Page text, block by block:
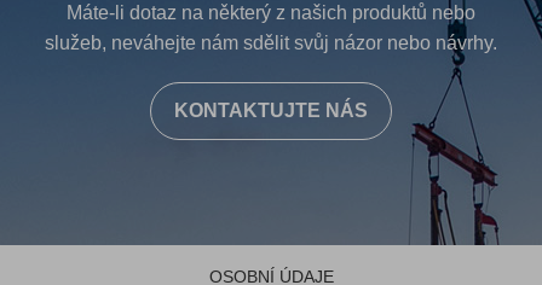
Máte-li dotaz na některý z našich produktů nebo
služeb, neváhejte nám sdělit svůj názor nebo návrhy.
KONTAKTUJTE NÁS
OSOBNÍ ÚDAJE